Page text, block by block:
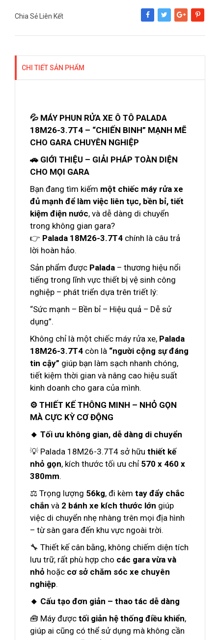
Chia Sẻ Liên Kết
Share Tweet Google+Pinterest
CHI TIẾT SẢN PHẨM
💦 MÁY PHUN RỬA XE Ô TÔ PALADA
18M26-3.7T4 – “CHIẾN BINH” MẠNH MẼ
CHO GARA CHUYÊN NGHIỆP
🚗 GIỚI THIỆU – GIẢI PHÁP TOÀN DIỆN
CHO MỌI GARA
Bạn đang tìm kiếm một chiếc máy rửa xe
đủ mạnh để làm việc liên tục, bền bỉ, tiết
kiệm điện nước, và dễ dàng di chuyển
trong không gian gara?
👉 Palada 18M26-3.7T4 chính là câu trả
lời hoàn hảo.
Sản phẩm được Palada – thương hiệu nổi
tiếng trong lĩnh vực thiết bị vệ sinh công
nghiệp – phát triển dựa trên triết lý:
“Sức mạnh – Bền bỉ – Hiệu quả – Dễ sử
dụng”.
Không chỉ là một chiếc máy rửa xe, Palada
18M26-3.7T4 còn là “người cộng sự đáng
tin cậy” giúp bạn làm sạch nhanh chóng,
tiết kiệm thời gian và nâng cao hiệu suất
kinh doanh cho gara của mình.
⚙️ THIẾT KẾ THÔNG MINH – NHỎ GỌN
MÀ CỰC KỲ CƠ ĐỘNG
🔸 Tối ưu không gian, dễ dàng di chuyển
💡 Palada 18M26-3.7T4 sở hữu thiết kế
nhỏ gọn, kích thước tối ưu chỉ 570 x 460 x
380mm.
⚖️ Trọng lượng 56kg, đi kèm tay đẩy chắc
chắn và 2 bánh xe kích thước lớn giúp
việc di chuyển nhẹ nhàng trên mọi địa hình
– từ sàn gara đến khu vực ngoài trời.
🔧 Thiết kế cân bằng, không chiếm diện tích
lưu trữ, rất phù hợp cho các gara vừa và
nhỏ hoặc cơ sở chăm sóc xe chuyên
nghiệp.
🔸 Cấu tạo đơn giản – thao tác dễ dàng
🧰 Máy được tối giản hệ thống điều khiển,
giúp ai cũng có thể sử dụng mà không cần